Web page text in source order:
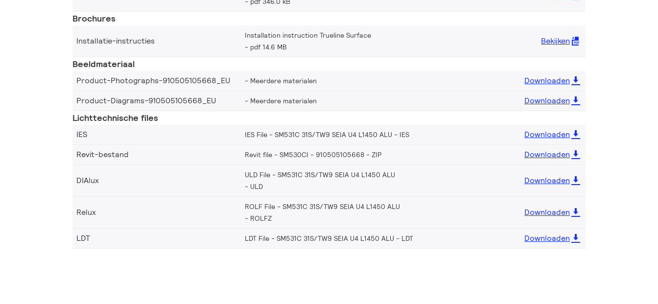
Brochures
Installatie-instructies
Installation instruction Trueline Surface
pdf 14.6 MB
Bekijken
Beeldmateriaal
Product-Photographs-910505105668_EU Meerdere materialen
Downloaden
Product-Diagrams-910505105668_EU
Meerdere materialen Downloaden
Lichttechnische files
IES IES File - SM531C 31S/TW9 SEIA U4 L1450 ALU IES
Downloaden
Revit-bestand
Revit file - SM530CI - 910505105668 ZIP Downloaden
DIAlux
ULD File - SM531C 31S/TW9 SEIA U4 L1450 ALU
ULD
Downloaden
Relux
ROLF File - SM531C 31S/TW9 SEIA U4 L1450 ALU
ROLFZ
Downloaden
LDT LDT File - SM531C 31S/TW9 SEIA U4 L1450 ALU LDT Downloaden